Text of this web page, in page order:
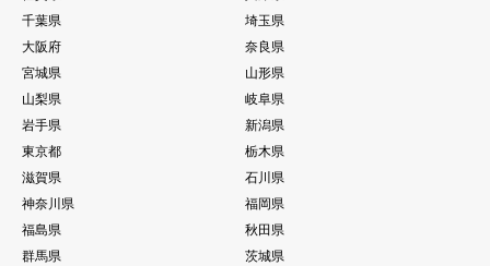
千葉県
埼玉県
大阪府
奈良県
宮城県
山形県
山梨県
岐阜県
岩手県
新潟県
東京都
栃木県
滋賀県
石川県
神奈川県
福岡県
福島県
秋田県
群馬県
茨城県